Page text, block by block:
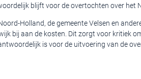
blijft voor de overtochten over het
Holland, de gemeente Velsen en
bij aan de kosten. Dit zorgt voor kritiek
is voor de uitvoering van de